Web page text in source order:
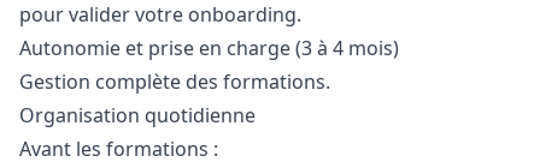
pour valider votre onboarding.
Autonomie et prise en charge (3 à 4 mois)
Gestion complète des formations.
Organisation quotidienne
Avant les formations :